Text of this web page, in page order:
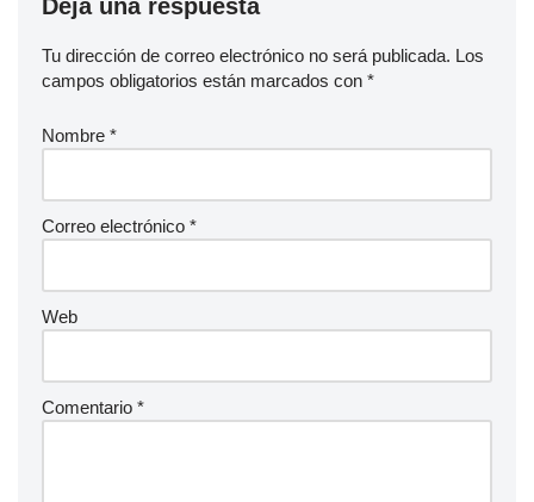
Deja una respuesta
Tu dirección de correo electrónico no será publicada. Los
campos obligatorios están marcados con *
Nombre *
Correo electrónico *
Web
Comentario *